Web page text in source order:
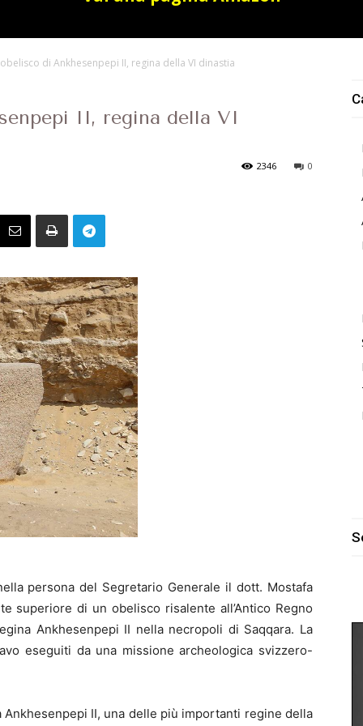
di Ankhesenpepi II, regina della VI dinastia
II, regina della VI
0
2346
persona del Segretario Generale il dott. Mostafa
superiore di un obelisco risalente all’Antico Regno
Ankhesenpepi II nella necropoli di Saqqara. La
eseguiti da una missione archeologica svizzero-
Ankhesenpepi II, una delle più importanti regine della